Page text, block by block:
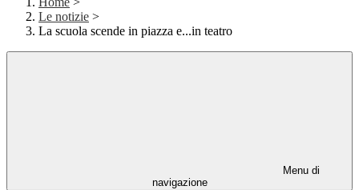
Le notizie >
La scuola scende in piazza e...in teatro
Menu di
navigazione